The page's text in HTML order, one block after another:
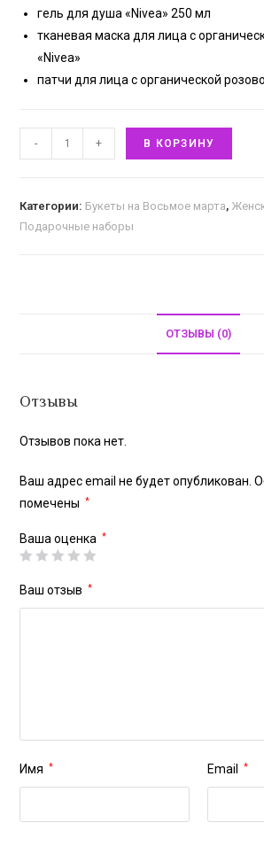
гель для душа «Nivea» 250 мл
тканевая маска для лица с
«Nivea»
патчи для лица с органической
- + В КОРЗИНУ
Категории:Букеты на Восьмое марта,
Подарочные наборы
ОТЗЫВЫ (0)
Отзывы
Отзывов пока нет.
Ваш адрес email не будет опубликован.
помечены
*
Ваша оценка *
Ваш отзыв *
Имя * Email *